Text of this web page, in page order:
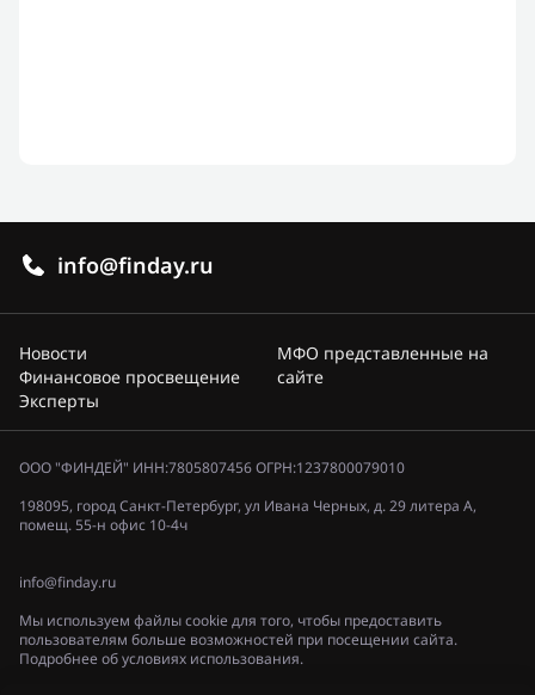
info@finday.ru
Новости
Финансовое просвещение
Эксперты
МФО представленные на
сайте
ООО "ФИНДЕЙ" ИНН:7805807456 ОГРН:1237800079010
198095, город Санкт-Петербург, ул Ивана Черных, д. 29 литера А,
помещ. 55-н офис 10-4ч
info@finday.ru
Мы используем файлы cookie для того, чтобы предоставить
пользователям больше возможностей при посещении сайта.
Подробнее об условиях использования.